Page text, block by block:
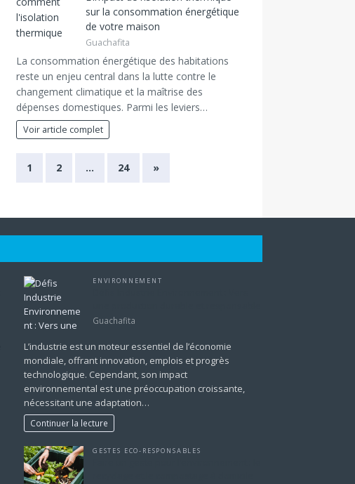
sur la consommation énergétique
de votre maison
Guachafita
La consommation énergétique des habitations
reste un enjeu central dans la lutte contre le
changement climatique et la maîtrise des
dépenses domestiques. Parmi les leviers…
Voir article complet
1 2 … 24 »
ENVIRONNEMENT
Guachafita
L’industrie est un moteur essentiel de l’économie
mondiale, offrant innovation, emplois et progrès
technologique. Cependant, son impact
environnemental est une préoccupation croissante,
nécessitant une adaptation…
Continuer la lecture
GESTES ECO-RESPONSABLES